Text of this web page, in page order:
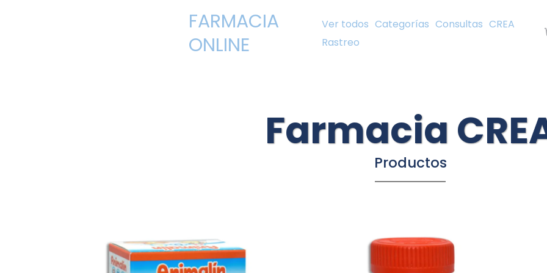
FARMACIA
ONLINE
Ver todos Categorías Consultas CREA
Rastreo
Farmacia
Productos